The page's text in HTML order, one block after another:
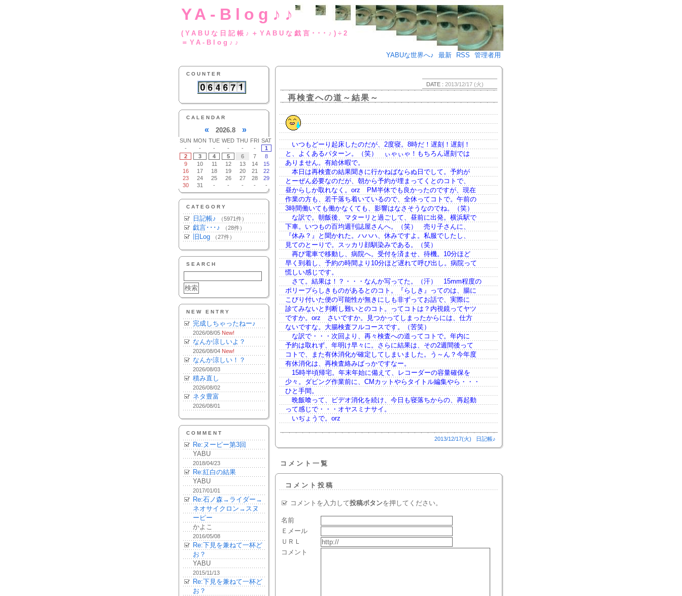
YA-Blog♪♪
(YABUな日記帳♪＋YABUな戯言･･･♪)÷2
＝YA-Blog♪♪
YABUな世界へ♪
最新 RSS 管理者用
COUNTER
CALENDAR
« 2026.8 »
SUN MON TUE WED THU FRI SAT
-
- - - - -
1
2
3 4 5 6 7
8
9
10 11 12 13 14
15
16
17 18 19 20 21
22
23
24 25 26 27 28
29
30
31 - - - - -
CATEGORY
日記帳♪ （5971件）
戯言･･･♪ （28件）
旧Log （27件）
SEARCH
NEW ENTRY
完成しちゃったねー♪
2026/08/05 New!
なんか涼しいよ？
2026/08/04 New!
なんか涼しい！？
2026/08/03
積み直し
2026/08/02
ネタ豊富
2026/08/01
COMMENT
Re:ヌーピー第3回
YABU
2018/04/23
Re:紅白の結果
YABU
2017/01/01
Re:石ノ森→ライダー→
ネオサイクロン→スヌ
ーピー
かよこ
2016/05/08
Re:下見を兼ねて一杯ど
お？
YABU
2015/11/13
Re:下見を兼ねて一杯ど
お？
DATE : 2013/12/17 (火)
再検査への道～結果～
いつもどーり起床したのだが、2度寝。8時だ！遅刻！遅刻！
と、よくあるパターン。（笑） ぃゃぃゃ！もちろん遅刻では
ありません。有給休暇で。
本日は再検査の結果聞きに行かねばならぬ日でして。予約が
とーぜん必要なのだが、朝から予約が埋まってくとのコトで、
昼からしか取れなく。orz PM半休でも良かったのですが、現在
作業の方も、若干落ち着いているので、全休ってコトで。午前の
3時間働いても働かなくても、影響はなさそうなのでね。（笑）
な訳で。朝飯後、マターリと過ごして、昼前に出発。横浜駅で
下車。いつもの百均週刊誌屋さんへ。（笑） 売り子さんに、
『休み？』と聞かれた。ハハハ、休みですよ。私服でしたし、
見てのとーりで。スッカリ顔馴染みである。（笑）
再び電車で移動し、病院へ。受付を済ませ、待機。10分ほど
早く到着し、予約の時間より10分ほど遅れて呼び出し。病院って
慌しい感じです。
さて。結果は！？・・・なんか写ってた。（汗） 15mm程度の
ポリープらしきものがあるとのコト。『らしき』ってのは、腸に
こびり付いた便の可能性が無きにしも非ずってお話で、実際に
診てみないと判断し難いとのコト。ってコトは？内視鏡ってヤツ
ですか。orz さいですか。見つかってしまったからには、仕方
ないですな。大腸検査フルコースです。（苦笑）
な訳で・・・次回より、再々検査への道ってコトで。年内に
予約は取れず、年明け早々に。さらに結果は、その2週間後って
コトで、また有休消化が確定してしまいました。う～ん？今年度
有休消化は、再検査絡みばっかですなー。
15時半頃帰宅。年末年始に備えて、レコーダーの容量確保を
少々。ダビング作業前に、CMカットやらタイトル編集やら・・・
ひと手間。
晩飯喰って、ビデオ消化を続け、今日も寝落ちからの、再起動
って感じで・・・オヤスミナサイ。
いぢょうで。orz
2013/12/17(火) 日記帳♪
コメント一覧
コメント投稿
コメントを入力して投稿ボタンを押してください。
名前
Ｅメール
ＵＲＬ
コメント